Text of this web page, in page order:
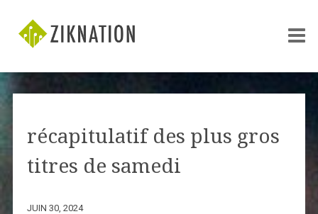
récapitulatif des plus gros
titres de samedi
JUIN 30, 2024